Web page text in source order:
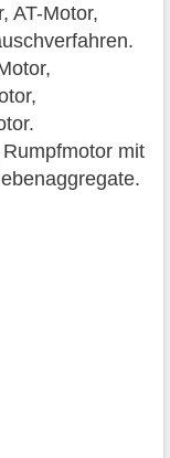
AT-Motor,
mit